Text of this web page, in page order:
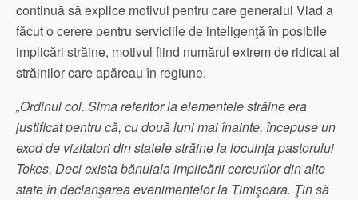
continuă să explice motivul pentru care generalul Vlad a
făcut o cerere pentru serviciile de inteligenţă în posibile
implicări străine, motivul fiind numărul extrem de ridicat al
străinilor care apăreau în regiune.
„Ordinul col. Sima referitor la elementele străine era
justificat pentru că, cu două luni mai înainte, începuse un
exod de vizitatori din statele străine la locuinţa pastorului
Tokes. Deci exista bănuiala implicării cercurilor din alte
state în declanşarea evenimentelor la Timişoara. Ţin să